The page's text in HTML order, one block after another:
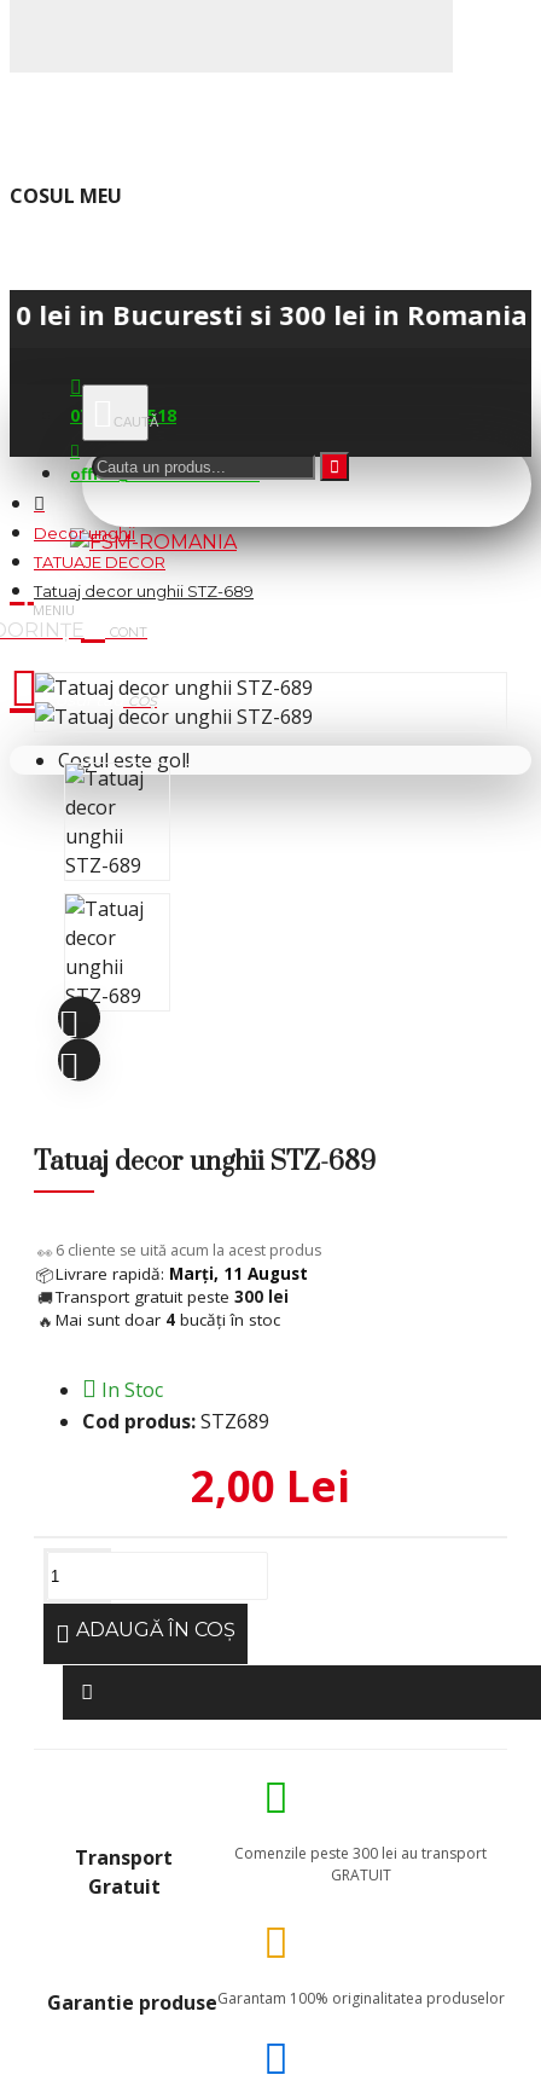
COSUL MEU
si 300 lei in Romania • 💳
0745.677.518
office@fsm-romania.ro
Cosul tau
Coșul este gol!
Decor unghii
TATUAJE DECOR
Tatuaj decor unghii STZ-689
Tatuaj decor unghii STZ-689
👀 11cliente se uită acum la acest produs
📦Livrare rapidă: Marți, 11 August
🚚Transport gratuit peste 300 lei
🔥 Mai sunt doar 4 bucăți în stoc
In Stoc
Cod produs:STZ689
2,00 Lei
ADAUGĂ ÎN COŞ
Transport
Gratuit
Comenzile peste 300 lei au transport
GRATUIT
Garantie produseGarantam 100% originalitatea produselor